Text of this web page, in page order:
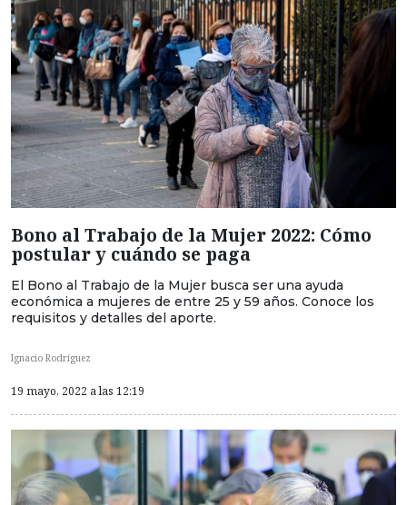
Bono al Trabajo de la Mujer 2022: Cómo
postular y cuándo se paga
El Bono al Trabajo de la Mujer busca ser una ayuda
económica a mujeres de entre 25 y 59 años. Conoce los
requisitos y detalles del aporte.
Ignacio Rodríguez
19 mayo, 2022 a las 12:19